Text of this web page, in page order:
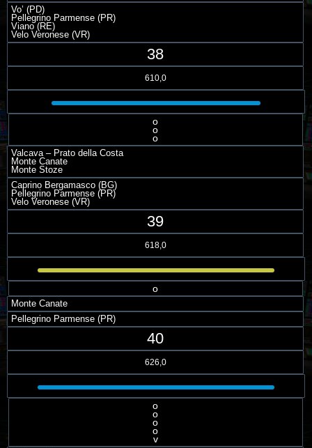
Vo’ (PD)
Pellegrino Parmense (PR)
Viano (RE)
Velo Veronese (VR)
38
610,0
o
o
o
Valcava – Prato della Costa
Monte Canate
Monte Stoze
Caprino Bergamasco (BG)
Pellegrino Parmense (PR)
Velo Veronese (VR)
39
618,0
o
Monte Canate
Pellegrino Parmense (PR)
40
626,0
o
o
o
o
v